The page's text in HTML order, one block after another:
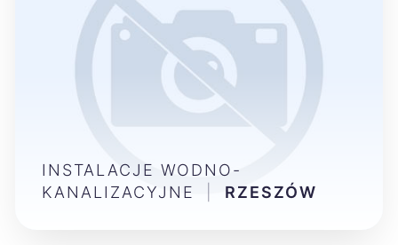
INSTALACJE WODNO-
KANALIZACYJNE
RZESZÓW